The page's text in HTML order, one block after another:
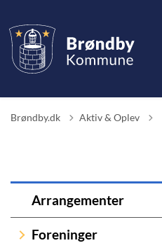
Brøndby.dk Aktiv & Oplev
Arrangementer
Foreninger